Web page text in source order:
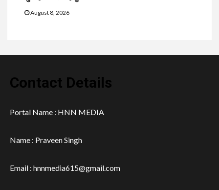
August 8, 2026
Contact Details
Portal Name : HNN MEDIA
Name : Praveen Singh
Email : hnnmedia615@gmail.com